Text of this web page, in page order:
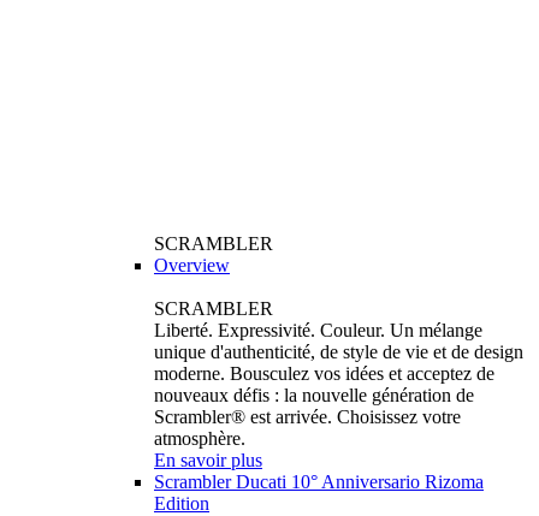
SCRAMBLER
Overview
SCRAMBLER
Liberté. Expressivité. Couleur. Un mélange
unique d'authenticité, de style de vie et de design
moderne. Bousculez vos idées et acceptez de
nouveaux défis : la nouvelle génération de
Scrambler® est arrivée. Choisissez votre
atmosphère.
En savoir plus
Scrambler Ducati 10° Anniversario Rizoma
Edition